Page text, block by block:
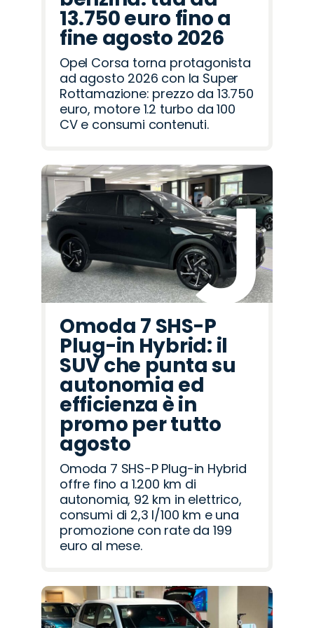
13.750 euro fino a
fine agosto 2026
Opel Corsa torna protagonista
ad agosto 2026 con la Super
Rottamazione: prezzo da 13.750
euro, motore 1.2 turbo da 100
CV e consumi contenuti.
Omoda 7 SHS-P
Plug-in Hybrid: il
SUV che punta su
autonomia ed
efficienza è in
promo per tutto
agosto
Omoda 7 SHS-P Plug-in Hybrid
offre fino a 1.200 km di
autonomia, 92 km in elettrico,
consumi di 2,3 l/100 km e una
promozione con rate da 199
euro al mese.